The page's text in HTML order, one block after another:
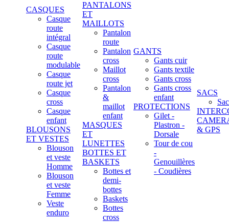
CASQUES
Casque
route
intégral
Casque
route
modulable
Casque
route jet
Casque
cross
Casque
enfant
BLOUSONS
ET VESTES
Blouson
et veste
Homme
Blouson
et veste
Femme
Veste
enduro
PANTALONS
ET
MAILLOTS
Pantalon
route
Pantalon
cross
Maillot
cross
Pantalon
&
maillot
enfant
MASQUES
ET
LUNETTES
BOTTES ET
BASKETS
Bottes et
demi-
bottes
Baskets
Bottes
cross
GANTS
Gants cuir
Gants textile
Gants cross
Gants cross
enfant
PROTECTIONS
Gilet -
Plastron -
Dorsale
Tour de cou
-
Genouillères
- Coudières
SACS
& GPS